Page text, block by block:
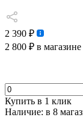
2 390 ₽
2 800 ₽ в магазине
Купить в 1 клик
Наличие: в 8